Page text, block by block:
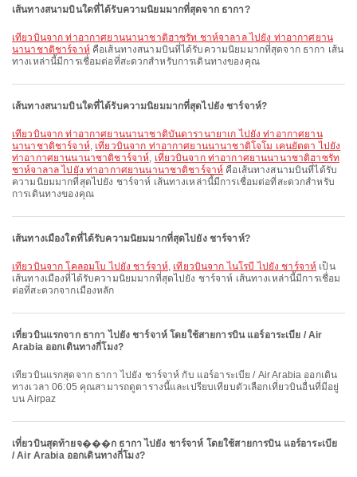
เส้นทางสนามบินใดที่ได้รับความนิยมมากที่สุดจาก ธากา?
เที่ยวบินจาก ท่าอากาศยานนานาชาติฮาซรัท ชาห์จาลาล ไปยัง ท่าอากาศยาน
นานาชาติชาร์จาห์ คือเส้นทางสนามบินที่ได้รับความนิยมมากที่สุดจาก ธากา เส้น
ทางเหล่านี้มีการเชื่อมต่อที่สะดวกสำหรับการเดินทางของคุณ
เส้นทางสนามบินใดที่ได้รับความนิยมมากที่สุดไปยัง ชาร์จาห์?
เที่ยวบินจาก ท่าอากาศยานนานาชาติบันดารานายาเก ไปยัง ท่าอากาศยาน
นานาชาติชาร์จาห์, เที่ยวบินจาก ท่าอากาศยานนานาชาติโจโม เคนยัตตา ไปยัง
ท่าอากาศยานนานาชาติชาร์จาห์, เที่ยวบินจาก ท่าอากาศยานนานาชาติฮาซรัท
ชาห์จาลาล ไปยัง ท่าอากาศยานนานาชาติชาร์จาห์ คือเส้นทางสนามบินที่ได้รับ
ความนิยมมากที่สุดไปยัง ชาร์จาห์ เส้นทางเหล่านี้มีการเชื่อมต่อที่สะดวกสำหรับ
การเดินทางของคุณ
เส้นทางเมืองใดที่ได้รับความนิยมมากที่สุดไปยัง ชาร์จาห์?
เที่ยวบินจาก โคลอมโบ ไปยัง ชาร์จาห์, เที่ยวบินจาก ไนโรบี ไปยัง ชาร์จาห์ เป็น
เส้นทางเมืองที่ได้รับความนิยมมากที่สุดไปยัง ชาร์จาห์ เส้นทางเหล่านี้มีการเชื่อม
ต่อที่สะดวกจากเมืองหลัก
เที่ยวบินแรกจาก ธากา ไปยัง ชาร์จาห์ โดยใช้สายการบิน แอร์อาระเบีย / Air
Arabia ออกเดินทางกี่โมง?
เที่ยวบินแรกสุดจาก ธากา ไปยัง ชาร์จาห์ กับ แอร์อาระเบีย / Air Arabia ออกเดิน
ทางเวลา 06:05 คุณสามารถดูตารางนี้และเปรียบเทียบตัวเลือกเที่ยวบินอื่นที่มีอยู่
บน Airpaz
เที่ยวบินสุดท้ายจ���ก ธากา ไปยัง ชาร์จาห์ โดยใช้สายการบิน แอร์อาระเบีย
/ Air Arabia ออกเดินทางกี่โมง?